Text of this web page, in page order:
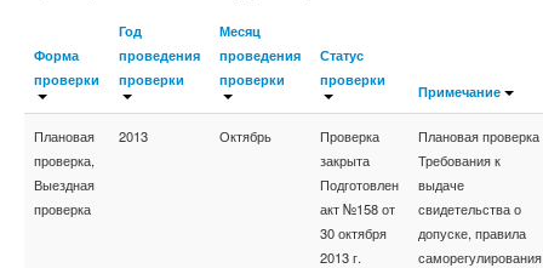
Форма
проверки
Год
проведения
проверки
Месяц
проведения
проверки
Статус
проверки
Примечание
Плановая
проверка,
Выездная
проверка
2013 Октябрь
Проверка
закрыта
Подготовлен
акт №158 от
30 октября
2013 г.
Плановая проверка
Требования к
выдаче
свидетельства о
допуске, правила
саморегулирования